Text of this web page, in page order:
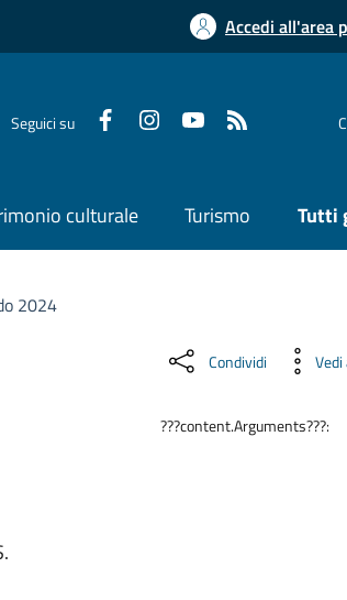
Accedi all'area
Seguici su
culturale Turismo Tutti
2024
Condividi Vedi
???content.Arguments???: